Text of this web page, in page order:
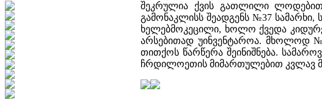
შეკრულია ქვის გათლილი
გამონაკლისს შეადგენს №37
ხელებმოკეცილი, ხოლო ქვედა
არსებითად უინვენტაროა. მხოლოდ
თითქოს წარწერა შეინიშნება.
ჩრდილოეთის მიმართულებით კვლავ